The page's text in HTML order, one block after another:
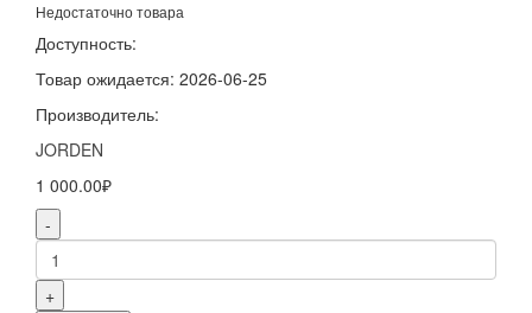
Недостаточно товара
Доступность:
Товар ожидается: 2026-06-25
Производитель:
JORDEN
1 000.00₽
-
+